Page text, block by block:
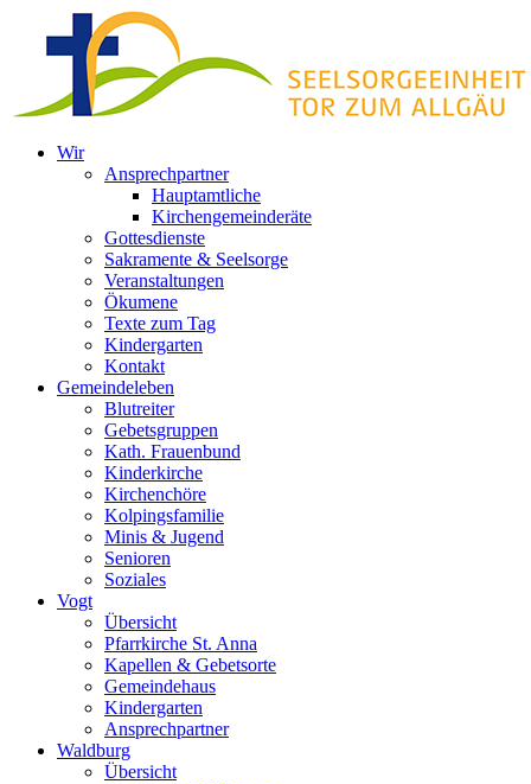
Inhalt
springen
Wir
Ansprechpartner
Hauptamtliche
Kirchengemeinderäte
Gottesdienste
Sakramente & Seelsorge
Veranstaltungen
Ökumene
Texte zum Tag
Kindergarten
Kontakt
Gemeindeleben
Blutreiter
Gebetsgruppen
Kath. Frauenbund
Kinderkirche
Kirchenchöre
Kolpingsfamilie
Minis & Jugend
Senioren
Soziales
Vogt
Übersicht
Pfarrkirche St. Anna
Kapellen & Gebetsorte
Gemeindehaus
Kindergarten
Ansprechpartner
Waldburg
Übersicht